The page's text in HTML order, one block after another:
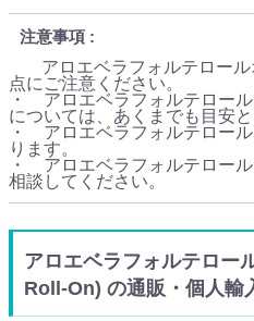
注意事項
アロエベラフォルテロー
点にご注意ください。
・ アロエベラフォルテロー
については、あくまでも目安と
・ アロエベラフォルテロー
ります。
・ アロエベラフォルテロー
相談してください。
アロエベラフォルテロー
Roll-On) の通販・個人輸